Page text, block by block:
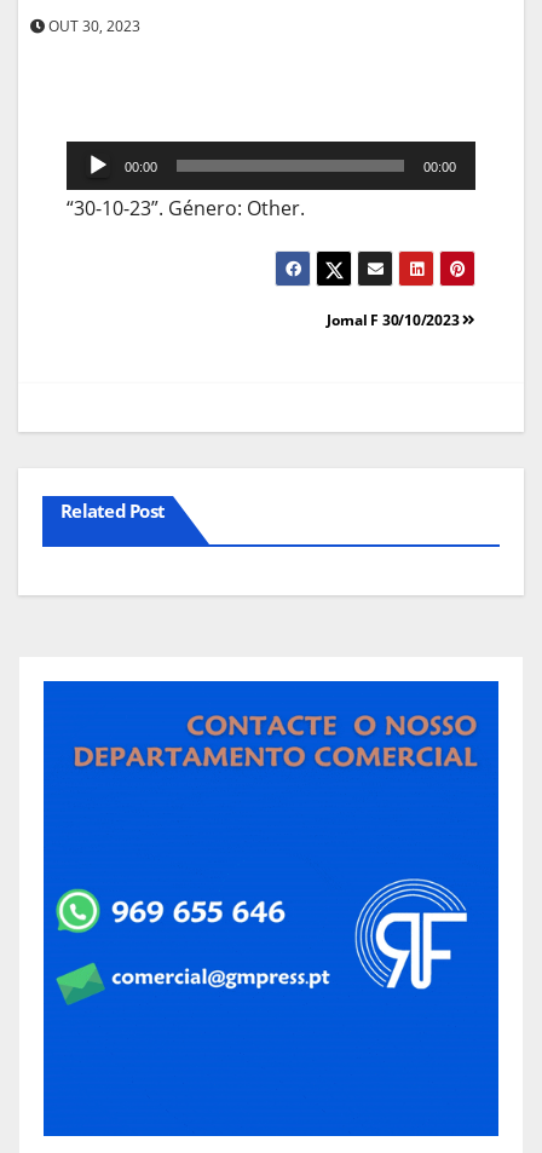
OUT 30, 2023
Reprodutor
de
00:00 00:00
“30-10-23”. Género: Other.
Jornal F 30/10/2023
Related Post